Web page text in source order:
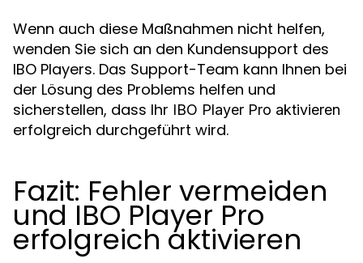
Wenn auch diese Maßnahmen nicht helfen,
wenden Sie sich an den Kundensupport des
IBO Players. Das Support-Team kann Ihnen bei
der Lösung des Problems helfen und
sicherstellen, dass Ihr IBO Player Pro aktivieren
erfolgreich durchgeführt wird.
Fazit: Fehler vermeiden
und IBO Player Pro
erfolgreich aktivieren